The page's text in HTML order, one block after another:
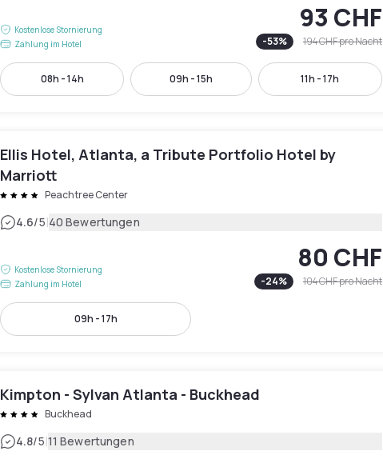
Kostenlose Stornierung
Zahlung im Hotel
93 CHF
-53% 194 CHFpro Nacht
08h - 14h 09h - 15h 11h - 17h
Ellis Hotel, Atlanta, a Tribute Portfolio Hotel by
Marriott
Peachtree Center
4.6/5|40 Bewertungen
Kostenlose Stornierung
Zahlung im Hotel
80 CHF
-24% 104 CHFpro Nacht
09h - 17h
Kimpton - Sylvan Atlanta - Buckhead
Buckhead
4.8/5|11 Bewertungen